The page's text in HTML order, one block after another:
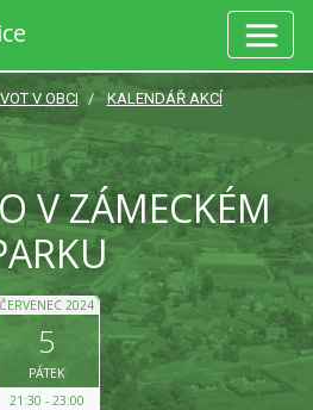
V OBCI
KALENDÁŘ AKCÍ
V ZÁMECKÉM
ČERVENEC 2024
5
PÁTEK
21:30
23:00